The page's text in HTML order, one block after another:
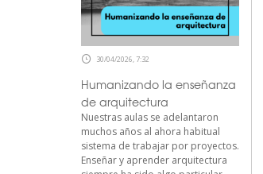
30/04/2026, 7:32
Humanizando la enseñanza
de arquitectura
Nuestras aulas se adelantaron
muchos años al ahora habitual
sistema de trabajar por proyectos.
Enseñar y aprender arquitectura